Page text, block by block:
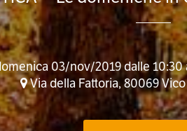
03/nov/2019 dalle 10:30
Via della Fattoria, 80069